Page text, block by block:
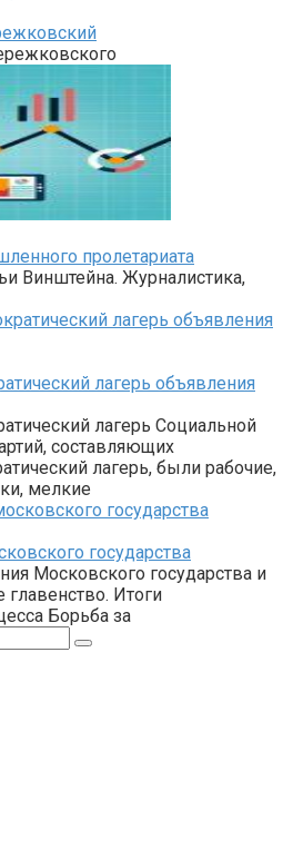
пролетариата
Винштейна. Журналистика,
лагерь объявления
лагерь Социальной
составляющих
лагерь, были рабочие,
мелкие
государства
Московского государства и
главенство. Итоги
Борьба за